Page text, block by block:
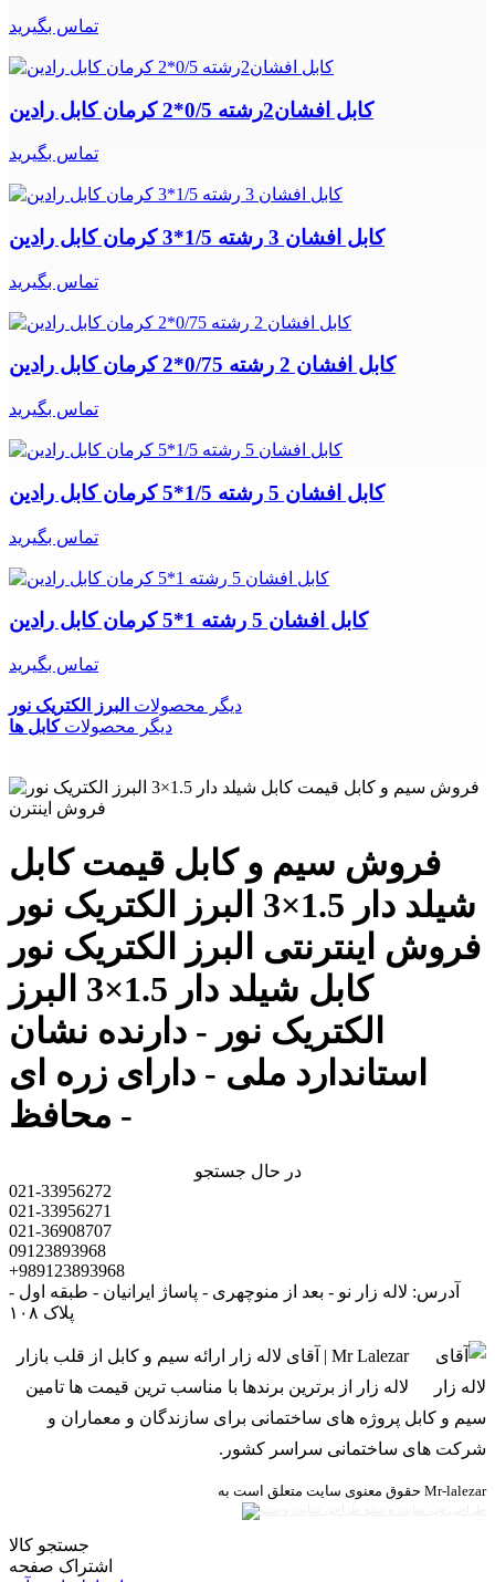
تماس بگیرید
کابل افشان2رشته 0/5*2 کرمان کابل رادین
تماس بگیرید
کابل افشان 3 رشته 1/5*3 کرمان کابل رادین
تماس بگیرید
کابل افشان 2 رشته 0/75*2 کرمان کابل رادین
تماس بگیرید
کابل افشان 5 رشته 1/5*5 کرمان کابل رادین
تماس بگیرید
کابل افشان 5 رشته 1*5 کرمان کابل رادین
تماس بگیرید
دیگر محصولات البرز الکتریک نور
دیگر محصولاتکابل ها
فروش سیم و کابل قیمت کابل
شیلد دار 1.5×3 البرز الکتریک نور
فروش اینترنتی البرز الکتریک نور
کابل شیلد دار 1.5×3 البرز
الکتریک نور - دارنده نشان
استاندارد ملی - دارای زره ای
محافظ -
در حال جستجو
021-33956272
021-33956271
021-36908707
09123893968
+989123893968
آدرس: لاله زار نو - بعد از منوچهری - پاساژ ایرانیان - طبقه اول -
پلاک ۱۰۸
Mr Lalezar | آقای لاله زار ارائه سیم و کابل از قلب بازار
لاله زار از برترین برندها با مناسب ترین قیمت ها تامین
سیم و کابل پروژه های ساختمانی برای سازندگان و معماران و
شرکت های ساختمانی سراسر کشور.
حقوق معنوی سایت متعلق است به Mr-lalezar
جستجو کالا
اشتراک صفحه